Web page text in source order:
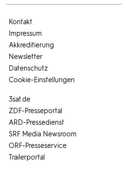
3sat.de
ZDF-Presseportal
ARD-Pressedienst
SRF Media Newsroom
ORF-Presseservice
Trailerportal
Kontakt
Impressum
Akkreditierung
Newsletter
Datenschutz
Cookie-Einstellungen